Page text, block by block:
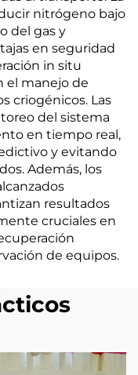
nitrógeno bajo
del gas y
en seguridad
in situ
el manejo de
criogénicos. Las
del sistema
en tiempo real,
y evitando
Además, los
resultados
cruciales en
de equipos.